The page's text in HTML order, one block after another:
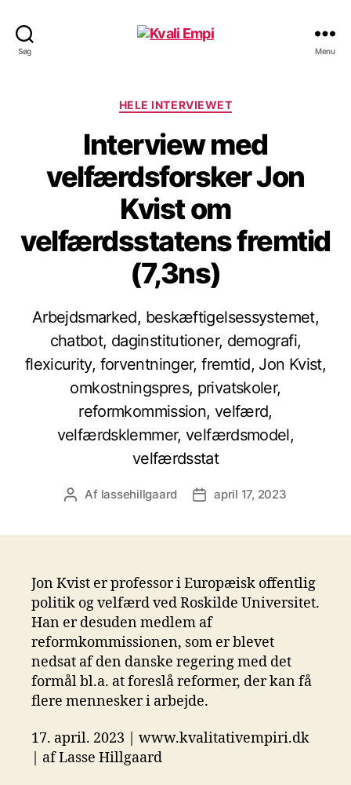
Søg Menu
Kategorier
HELE INTERVIEWET
Interview med
velfærdsforsker Jon
Kvist om
velfærdsstatens fremtid
(7,3ns)
Arbejdsmarked, beskæftigelsessystemet,
chatbot, daginstitutioner, demografi,
flexicurity, forventninger, fremtid, Jon Kvist,
omkostningspres, privatskoler,
reformkommission, velfærd,
velfærdsklemmer, velfærdsmodel,
velfærdsstat
Indlægsforfatter
Af lassehillgaard Indlægsdato
april 17, 2023
Jon Kvist er professor i Europæisk offentlig
politik og velfærd ved Roskilde Universitet.
Han er desuden medlem af
reformkommissionen, som er blevet
nedsat af den danske regering med det
formål bl.a. at foreslå reformer, der kan få
flere mennesker i arbejde.
17. april. 2023 | www.kvalitativempiri.dk
| af Lasse Hillgaard